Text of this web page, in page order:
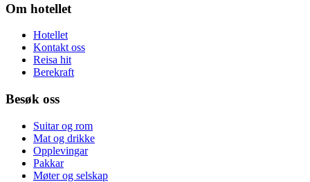
Om hotellet
Hotellet
Kontakt oss
Reisa hit
Berekraft
Besøk oss
Suitar og rom
Mat og drikke
Opplevingar
Pakkar
Møter og selskap